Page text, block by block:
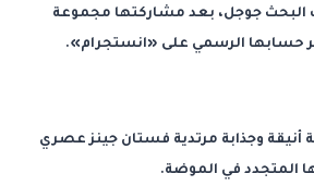
جوجل، بعد مشاركتها مجموعة
حسابها الرسمي على «انستجرام».
أنيقة وجذابة مرتدية فستان جينز عصري
المتجدد في الموضة.